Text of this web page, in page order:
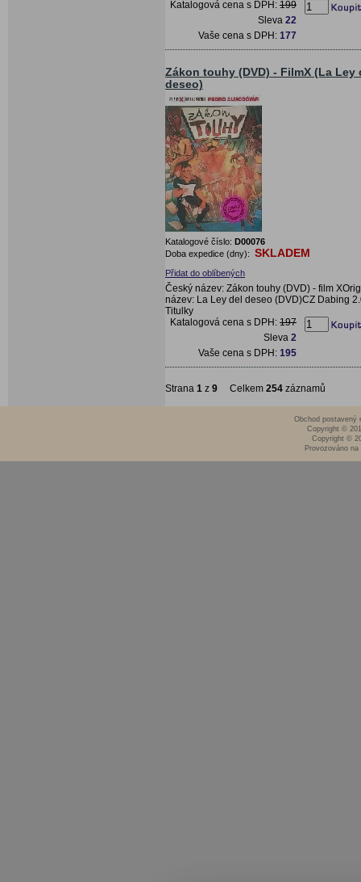
Katalogová cena s DPH: 199
Sleva 22
Vaše cena s DPH: 177
Zákon touhy (DVD) - FilmX (La Ley
deseo)
Katalogové číslo: D00076
Doba expedice (dny): SKLADEM
Přidat do oblíbených
Český název: Zákon touhy (DVD) - film
název: La Ley del deseo (DVD)CZ Dabing
Titulky
Katalogová cena s DPH: 197
Sleva 2
Vaše cena s DPH: 195
Strana 1 z 9 Celkem 254 záznamů
Obchod postavený
Copyright ©
Copyright ©
Provozováno